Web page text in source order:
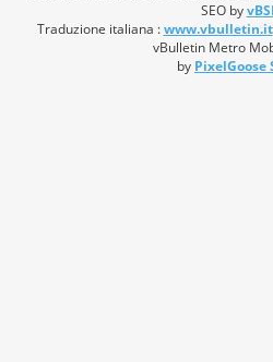
SEO by
Traduzione italiana :www.vbulletin.it
vBulletin Metro
by PixelGoose